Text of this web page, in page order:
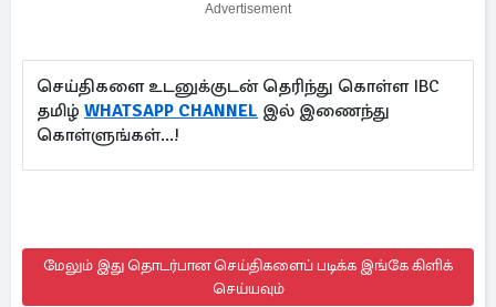
Advertisement
செய்திகளை உடனுக்குடன் தெரிந்து கொள்ள IBC
தமிழ் WHATSAPP CHANNEL இல் இணைந்து
கொள்ளுங்கள்...!
மேலும் இது தொடர்பான செய்திகளைப் படிக்க இங்கே கிளிக்
செய்யவும்